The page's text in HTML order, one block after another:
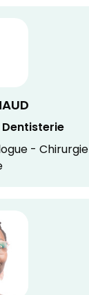
- Chirurgie